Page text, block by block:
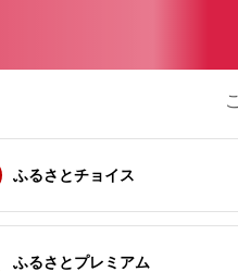
ふるさとチョイス
ふるさとプレミアム